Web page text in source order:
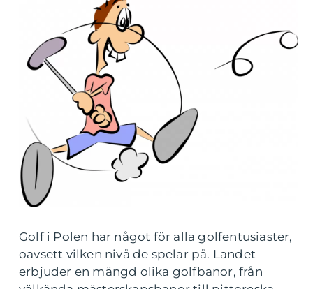
Golf i Polen har något för alla golfentusiaster,
oavsett vilken nivå de spelar på. Landet
erbjuder en mängd olika golfbanor, från